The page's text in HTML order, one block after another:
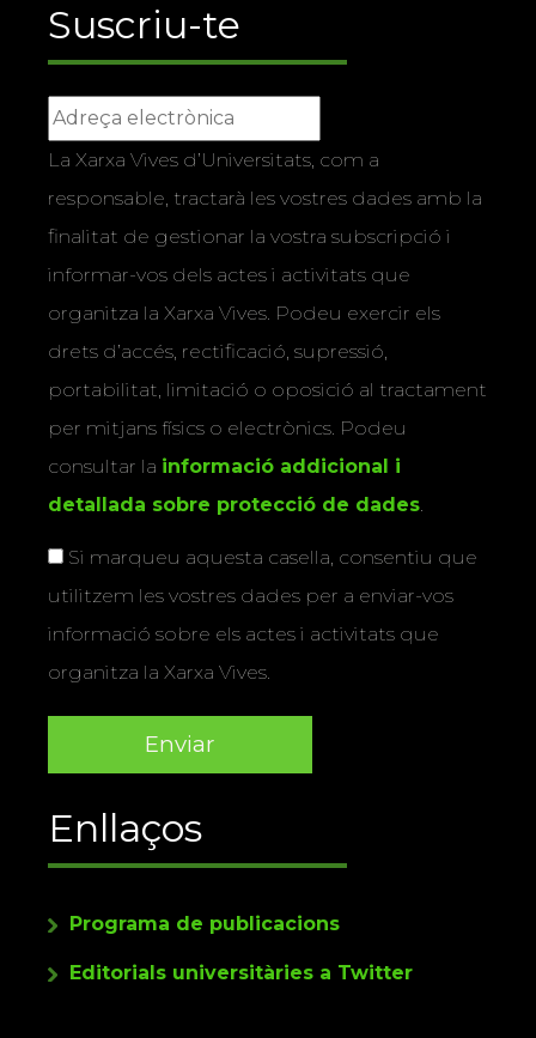
Suscriu-te
La Xarxa Vives d’Universitats, com a
responsable, tractarà les vostres dades amb la
finalitat de gestionar la vostra subscripció i
informar-vos dels actes i activitats que
organitza la Xarxa Vives. Podeu exercir els
drets d’accés, rectificació, supressió,
portabilitat, limitació o oposició al tractament
per mitjans físics o electrònics. Podeu
consultar la informació addicional i
detallada sobre protecció de dades.
Si marqueu aquesta casella, consentiu que
utilitzem les vostres dades per a enviar-vos
informació sobre els actes i activitats que
organitza la Xarxa Vives.
Enllaços
Programa de publicacions
Editorials universitàries a Twitter